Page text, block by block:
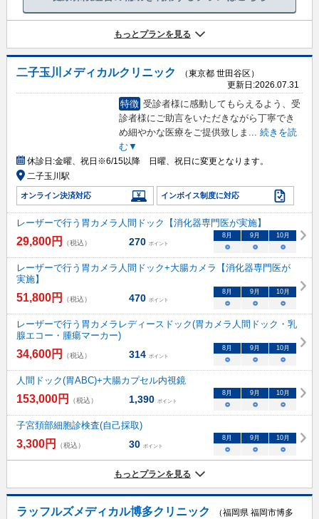
もっとプランを見る
二子玉川メディカルクリニック
（東京都 世田谷区）
更新日:2026.07.31
特徴 受診者様に感動してもらえるよう、受
診者様にご助言をいただきながら丁寧でき
め細やかな医療をご提供致しま
続きを読
む▼
休診日:金曜、祝日※6/15以降 日曜、祝日に変更となります。
二子玉川駅
オンライン決済対応 インボイス制度に対応
レーザーで行う胃カメラ人間ドック【消化器専門医が実施】
29,800円 （税込） 270 ポイント
8 月 9 月 10月
○ ○ ○
レーザーで行う胃カメラ人間ドック+大腸カメラ【消化器専門医が
実施】
51,800円 （税込） 470 ポイント
8 月 9 月 10月
○ ○ ○
レーザーで行う胃カメラレディースドック(胃カメラ人間ドック・乳
腺エコー・腫瘍マーカー)
34,600円 （税込） 314 ポイント
8 月 9 月 10月
○ ○ ○
人間ドック(胃ABC)+大腸カプセル内視鏡
153,000円 （税込） 1,390 ポイント
8 月 9 月 10月
○ ○ ○
子宮頚部細胞診検査(自己採取)
3,300円 （税込） 30 ポイント
8 月 9 月 10月
○ ○ ○
もっとプランを見る
ラッフルズメディカル博多クリニック
（福岡県 福岡市博多